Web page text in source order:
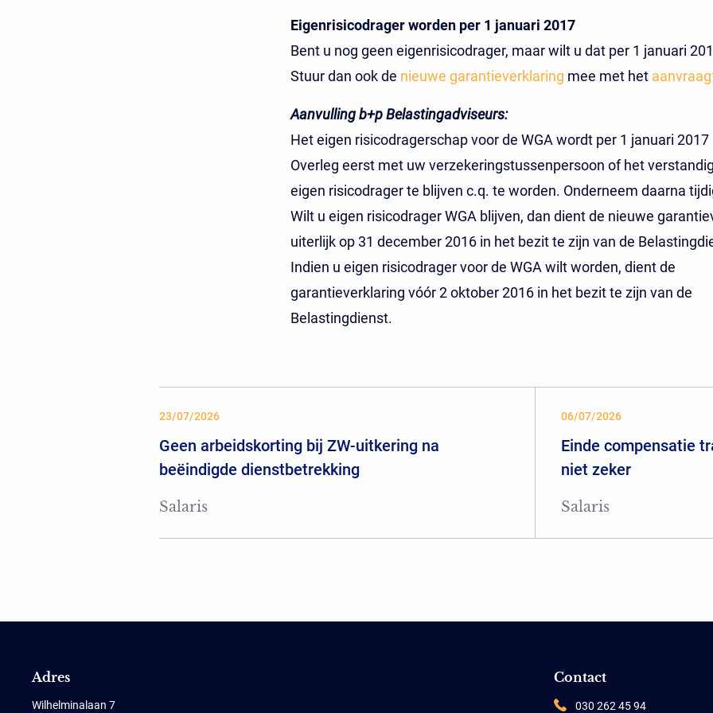
Eigenrisicodrager worden per 1 januari 2017
Bent u nog geen eigenrisicodrager, maar wilt u dat per 1 januari
Stuur dan ook de nieuwe garantieverklaring mee met het
Aanvulling b+p Belastingadviseurs:
Het eigen risicodragerschap voor de WGA wordt per 1 januari
Overleg eerst met uw verzekeringstussenpersoon of het
eigen risicodrager te blijven c.q. te worden. Onderneem daarna
Wilt u eigen risicodrager WGA blijven, dan dient de nieuwe
uiterlijk op 31 december 2016 in het bezit te zijn van de
Indien u eigen risicodrager voor de WGA wiltworden, dient de
garantieverklaring vóór 2 oktober 2016 in het bezit te zijn van de
Belastingdienst.
23/07/2026
Geen arbeidskorting bij ZW-uitkering na
beëindigde dienstbetrekking
Salaris
06/07/2026
Einde compensatie
niet zeker
Salaris
Adres
Wilhelminalaan 7
Contact
030 262 45 94